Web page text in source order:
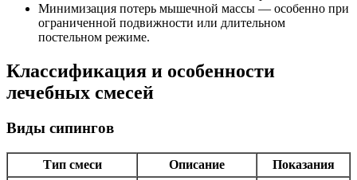
Минимизация потерь мышечной массы — особенно при
ограниченной подвижности или длительном
постельном режиме.
Классификация и особенности
лечебных смесей
Виды сипингов
Тип смеси Описание Показания